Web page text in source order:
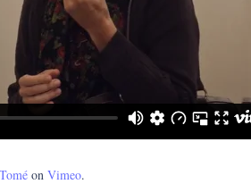
onVimeo.